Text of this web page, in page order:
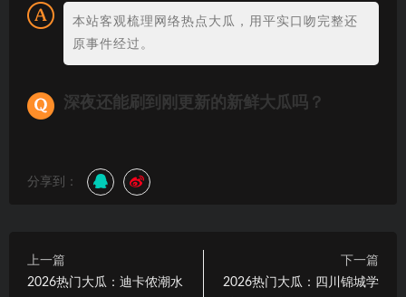
本站客观梳理网络热点大瓜，用平实口吻完整还
原事件经过。
深夜还能刷到刚更新的新鲜大瓜吗？
分享到：
上一篇
2026热门大瓜：迪卡侬潮水
下一篇
2026热门大瓜：四川锦城学